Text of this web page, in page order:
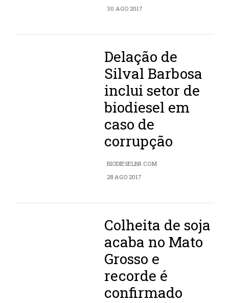
30 AGO 2017
Delação de
Silval Barbosa
inclui setor de
biodiesel em
caso de
corrupção
BIODIESELBR.COM
28 AGO 2017
Colheita de soja
acaba no Mato
Grosso e
recorde é
confirmado